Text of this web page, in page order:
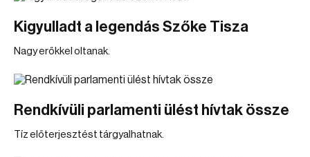
Kigyulladt a legendás Szőke Tisza
Nagy erőkkel oltanak.
Rendkívüli parlamenti ülést hívtak össze
Tíz előterjesztést tárgyalhatnak.